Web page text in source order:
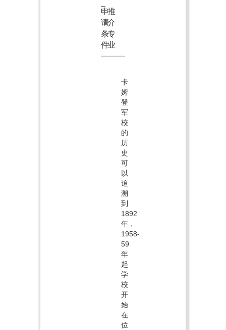
申
请
条
件
推
介
专
业
卡
姆
登
军
校
的
历
史
可
以
追
溯
到
1892
年，
1958-
59
年
起
学
校
开
始
在
位